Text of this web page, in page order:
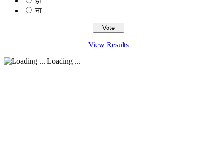
ना
View Results
Loading ...